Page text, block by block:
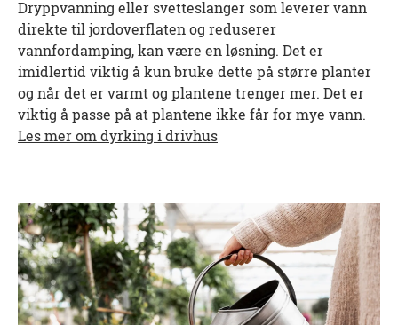
Dryppvanning eller svetteslanger som leverer vann
direkte til jordoverflaten og reduserer
vannfordamping, kan være en løsning. Det er
imidlertid viktig å kun bruke dette på større planter
og når det er varmt og plantene trenger mer. Det er
viktig å passe på at plantene ikke får for mye vann.
Les mer om dyrking i drivhus